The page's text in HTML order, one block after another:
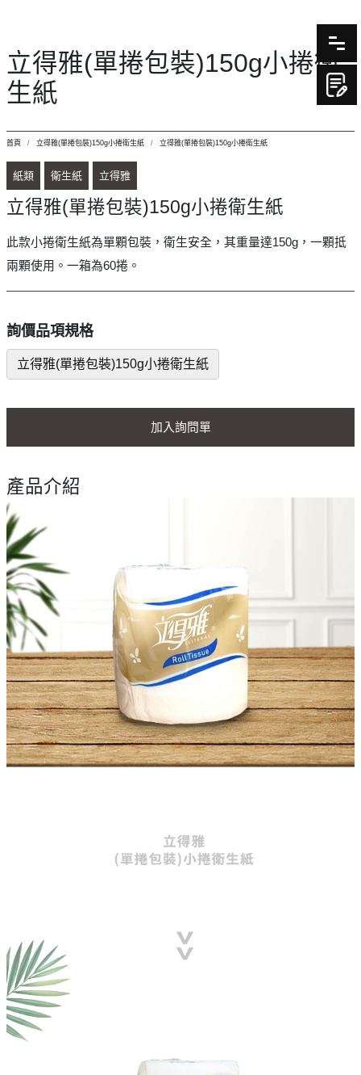
立得雅(單捲包裝)150g小捲衛
生紙
首頁 立得雅(單捲包裝)150g小捲衛生紙 立得雅(單捲包裝)150g小捲衛生紙
紙類 衛生紙 立得雅
立得雅(單捲包裝)150g小捲衛生紙
此款小捲衛生紙為單顆包裝，衛生安全，其重量達150g，一顆抵
兩顆使用。一箱為60捲。
詢價品項規格
立得雅(單捲包裝)150g小捲衛生紙
加入詢問單
產品介紹